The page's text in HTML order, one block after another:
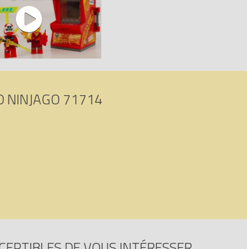
relâche et répondent aux normes de sécurité et de
d'esprit.
Capsule Arcade (Kai Avatar - Arcade Pod)
NINJAGO 71714